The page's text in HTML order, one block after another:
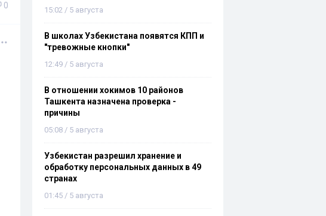
0 15:02 / 5 августа
В школах Узбекистана появятся КПП и
"тревожные кнопки"
12:49 / 5 августа
В отношении хокимов 10 районов
Ташкента назначена проверка -
причины
05:08 / 5 августа
Узбекистан разрешил хранение и
обработку персональных данных в 49
странах
01:45 / 5 августа